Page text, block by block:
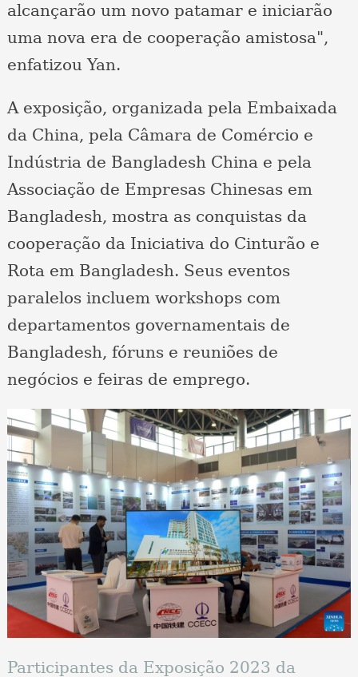
alcançarão um novo patamar e iniciarão
uma nova era de cooperação amistosa",
enfatizou Yan.
A exposição, organizada pela Embaixada
da China, pela Câmara de Comércio e
Indústria de Bangladesh China e pela
Associação de Empresas Chinesas em
Bangladesh, mostra as conquistas da
cooperação da Iniciativa do Cinturão e
Rota em Bangladesh. Seus eventos
paralelos incluem workshops com
departamentos governamentais de
Bangladesh, fóruns e reuniões de
negócios e feiras de emprego.
Participantes da Exposição 2023 da